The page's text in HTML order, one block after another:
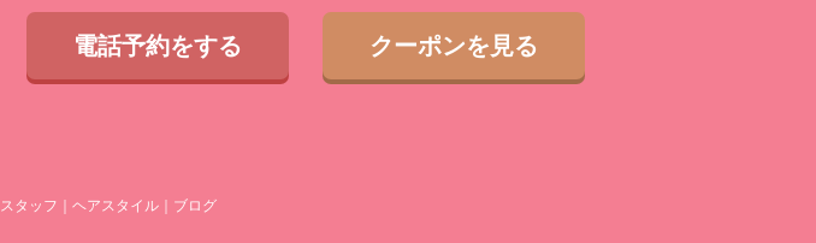
電話予約をする クーポンを見る
スタッフ ヘアスタイル ブログ